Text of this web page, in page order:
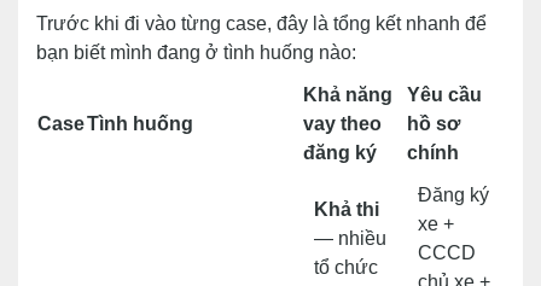
Trước khi đi vào từng case, đây là tổng kết nhanh để
bạn biết mình đang ở tình huống nào:
CaseTình huống
Khả năng
vay theo
đăng ký
Yêu cầu
hồ sơ
chính
Khả thi
— nhiều
tổ chức
Đăng ký
xe +
CCCD
chủ xe +